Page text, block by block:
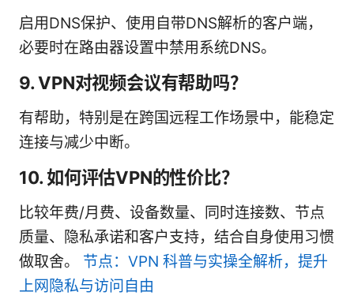
启用DNS保护、使用自带DNS解析的客户端，
必要时在路由器设置中禁用系统DNS。
9. VPN对视频会议有帮助吗？
有帮助，特别是在跨国远程工作场景中，能稳定
连接与减少中断。
10. 如何评估VPN的性价比？
比较年费/月费、设备数量、同时连接数、节点
质量、隐私承诺和客户支持，结合自身使用习惯
做取舍。 节点：VPN 科普与实操全解析，提升
上网隐私与访问自由